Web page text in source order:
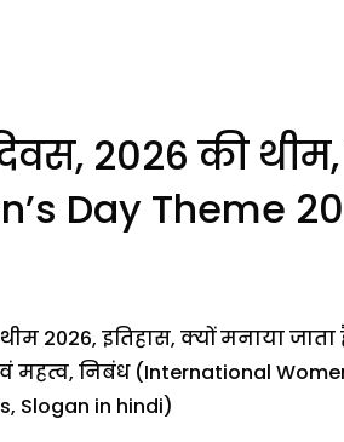
2026 की
Day Theme
थीम 2026, इतिहास, क्यों मनाया
महत्व, निबंध (International
Slogan in hindi)